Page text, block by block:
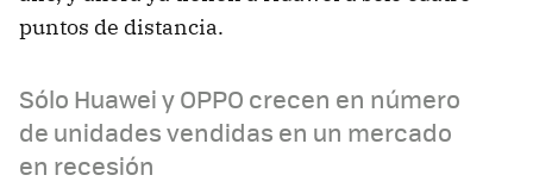
puntos de distancia.
Sólo Huawei y OPPO crecen en número
de unidades vendidas en un mercado
en recesión